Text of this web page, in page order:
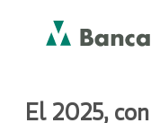
El 2025,